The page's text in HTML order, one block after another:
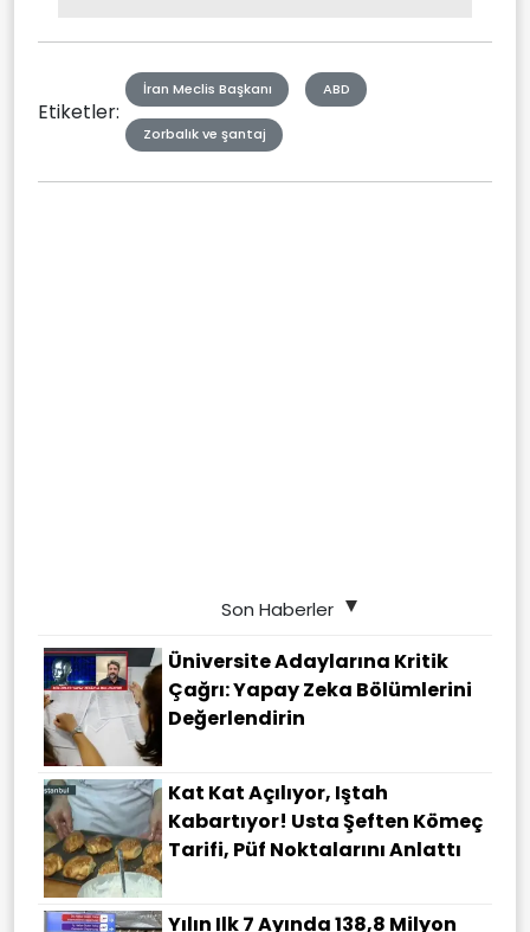
Etiketler:
İran Meclis Başkanı ABD
Zorbalık ve şantaj
Son Haberler
Üniversite Adaylarına Kritik
Çağrı: Yapay Zeka Bölümlerini
Değerlendirin
Kat Kat Açılıyor, Iştah
Kabartıyor! Usta Şeften Kömeç
Tarifi, Püf Noktalarını Anlattı
Yılın Ilk 7 Ayında 138,8 Milyon